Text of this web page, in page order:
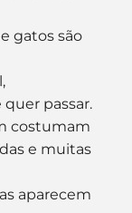
gatos são
passar.
costumam
e muitas
aparecem